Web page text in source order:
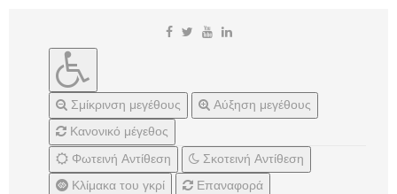
Σμίκρινση μεγέθους
Αύξηση μεγέθους
Κανονικό μέγεθος
Φωτεινή Αντίθεση
Σκοτεινή Αντίθεση
Κλίμακα του γκρί
Επαναφορά